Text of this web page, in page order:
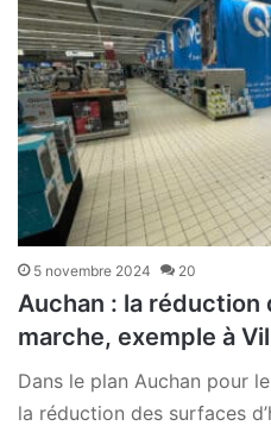
5 novembre 2024 20
Auchan : la
marche, exemple à
Dans le plan Auchan pour
la réduction des surfaces